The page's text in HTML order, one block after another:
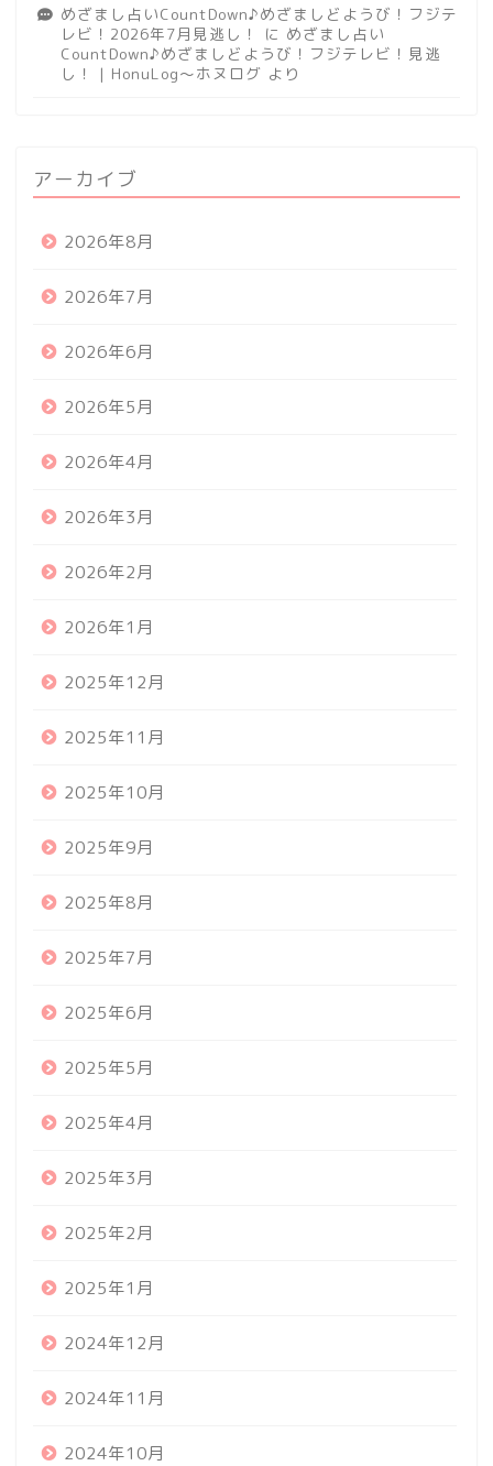
めざまし占いCountDown♪めざましどようび！フジテ
レビ！2026年7月見逃し！
に めざまし占い
CountDown♪めざましどようび！フジテレビ！見逃
し！ | HonuLog～ホヌログ より
アーカイブ
2026年8月
2026年7月
2026年6月
2026年5月
2026年4月
2026年3月
2026年2月
2026年1月
2025年12月
2025年11月
2025年10月
2025年9月
2025年8月
2025年7月
2025年6月
2025年5月
2025年4月
2025年3月
2025年2月
2025年1月
2024年12月
2024年11月
2024年10月